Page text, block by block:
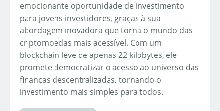
emocionante oportunidade de investimento
para jovens investidores, graças à sua
abordagem inovadora que torna o mundo das
criptomoedas mais acessível. Com um
blockchain leve de apenas 22 kilobytes, ele
promete democratizar o acesso ao universo das
finanças descentralizadas, tornando o
investimento mais simples para todos.